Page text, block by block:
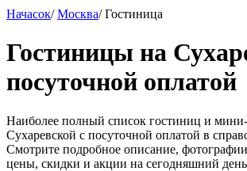
Начасок/ Москва/ Гостиница
Гостиницы на
посуточной оплатой
Наиболее полный список гостиниц и мини-
Сухаревской c посуточной оплатой в
Смотрите подробное описание,
цены, скидки и акции на сегодняшний